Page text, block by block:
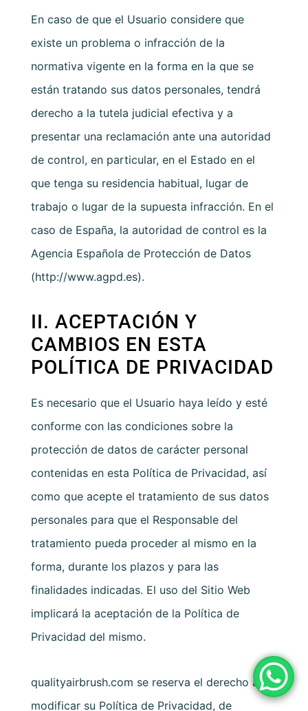
En caso de que el Usuario considere que
existe un problema o infracción de la
normativa vigente en la forma en la que se
están tratando sus datos personales, tendrá
derecho a la tutela judicial efectiva y a
presentar una reclamación ante una autoridad
de control, en particular, en el Estado en el
que tenga su residencia habitual, lugar de
trabajo o lugar de la supuesta infracción. En el
caso de España, la autoridad de control es la
Agencia Española de Protección de Datos
(http://www.agpd.es).
II. ACEPTACIÓN Y
CAMBIOS EN ESTA
POLÍTICA DE PRIVACIDAD
Es necesario que el Usuario haya leído y esté
conforme con las condiciones sobre la
protección de datos de carácter personal
contenidas en esta Política de Privacidad, así
como que acepte el tratamiento de sus datos
personales para que el Responsable del
tratamiento pueda proceder al mismo en la
forma, durante los plazos y para las
finalidades indicadas. El uso del Sitio Web
implicará la aceptación de la Política de
Privacidad del mismo.
qualityairbrush.com se reserva el derecho a
modificar su Política de Privacidad, de